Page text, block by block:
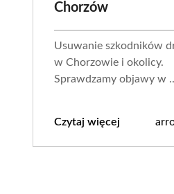
Chorzów
Usuwanie szkodników
w Chorzowie i okolicy.
Sprawdzamy objawy w
Czytaj więcej